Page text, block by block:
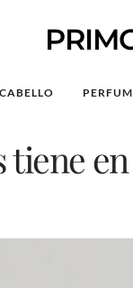
CABELLO
tiene